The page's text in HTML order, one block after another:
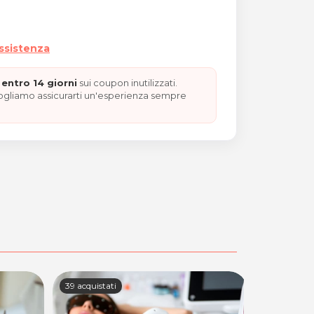
14 giorni sui coupon inutilizzati.
assicurarti un'esperienza sempre
39 acquistati